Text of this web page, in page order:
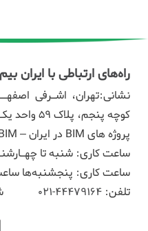
راه‌های ارتباطی با ایران بیم
نشانی:تهران، اشـرفی
کوچه
پروژه های BIM در ایران – IRAN-BIM
ساعت کاری: شنبه تا چهـارشنـبـه 09:00
ساعت کاری: پنجشنبه‌ها ساعت 09:00 الی
تلفن: 44479164-021